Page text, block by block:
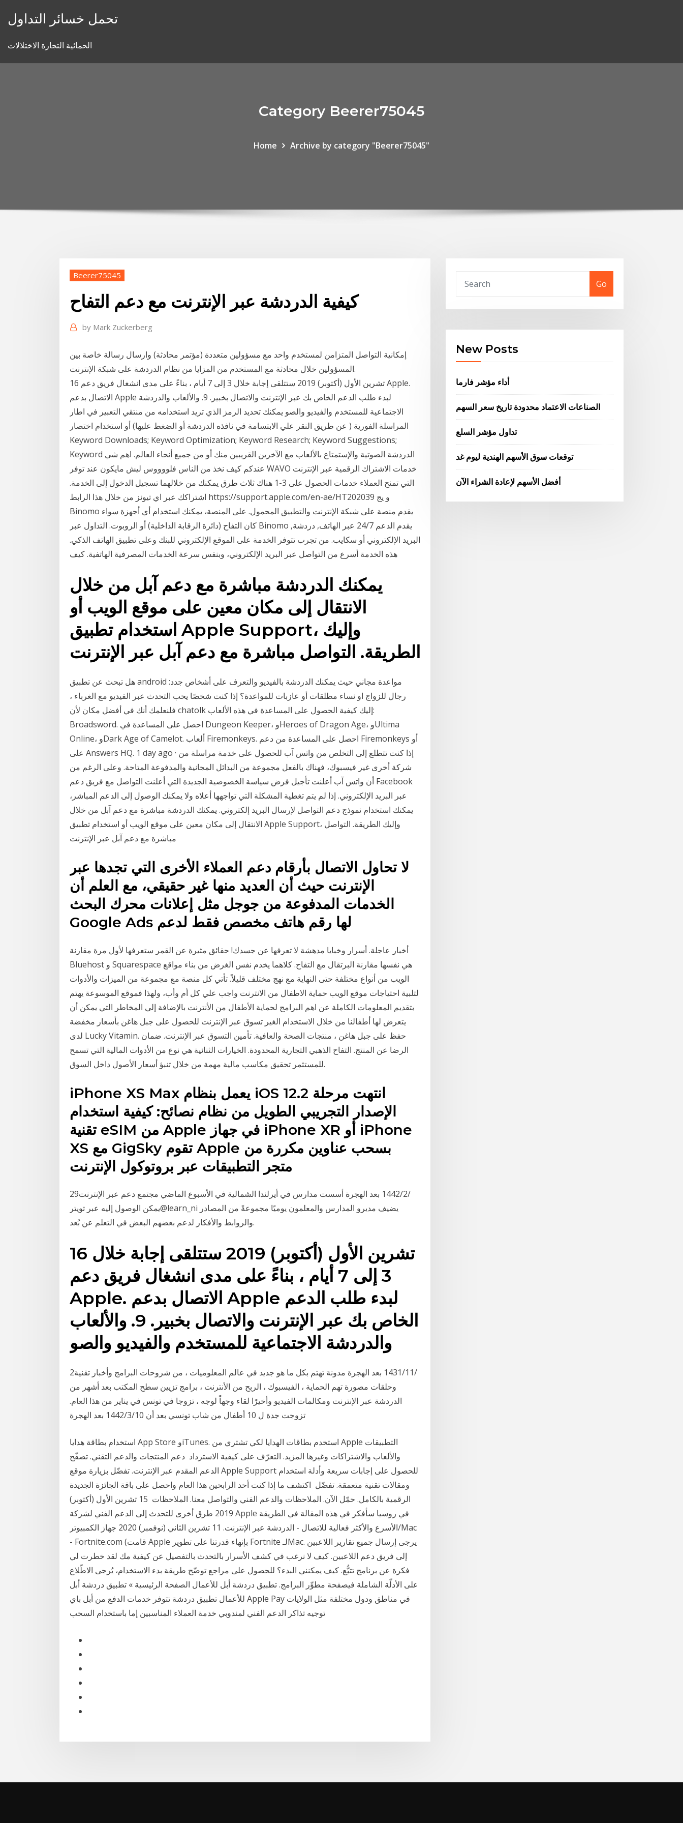
تحمل خسائر التداول
الحمائية التجارة الاختلالات
Category Beerer75045
Home Archive by category "Beerer75045"
Beerer75045
كيفية الدردشة عبر الإنترنت مع دعم التفاح
by Mark Zuckerberg
إمكانية التواصل المتزامن لمستخدم واحد مع مسؤولين متعددة (مؤتمر محادثة) وارسال رسالة خاصة بين
المسؤولين خلال محادثة مع المستخدم من المزايا من نظام الدردشة على شبكة الإنترنت.
16 تشرين الأول (أكتوبر) 2019 ستتلقى إجابة خلال 3 إلى 7 أيام ، بناءً على مدى انشغال فريق دعم Apple.
الاتصال بدعم Apple لبدء طلب الدعم الخاص بك عبر الإنترنت والاتصال بخبير. 9. والألعاب والدردشة
الاجتماعية للمستخدم والفيديو والصو يمكنك تحديد الرمز الذي تريد استخدامه من منتقي التعبير في اطار
المراسلة الفورية ( عن طريق النقر علي الابتسامة في نافذه الدردشة أو الضغط عليها) أو استخدام اختصار
Keyword Downloads; Keyword Optimization; Keyword Research; Keyword Suggestions;
Keyword الدردشة الصوتية والإستمتاع بالألعاب مع الآخرين القريبين منك أو من جميع أنحاء العالم. اهم شي
عندكم كيف نخذ من الناس فلووووس ليش مايكون عند توفر WAVO خدمات الاشتراك الرقمية عبر الإنترنت
التي تمنح العملاء خدمات الحصول على 3-1 هناك ثلاث طرق يمكنك من خلالهما تسجيل الدخول إلى الخدمة.
اشتراكك عبر اي تيونز من خلال هذا الرابط https://support.apple.com/en-ae/HT202039 و يج
Binomo يقدم منصة على شبكة الإنترنت والتطبيق المحمول. على المنصة، يمكنك استخدام أي أجهزة سواء
كان التفاح (دائرة الرقابة الداخلية) أو الروبوت. التداول عبر Binomo يقدم الدعم 24/7 عبر الهاتف, دردشة,
البريد الإلكتروني أو سكايب. من تجرب تتوفر الخدمة على الموقع الإلكتروني للبنك وعلى تطبيق الهاتف الذكي.
يمكنك الدردشة مباشرة مع دعم آبل من خلال
الانتقال إلى مكان معين على موقع الويب أو
استخدام تطبيق Apple Support، وإليك
الطريقة. التواصل مباشرة مع دعم آبل عبر الإنترنت
هل تبحث عن تطبيق android مواعدة مجاني حيث يمكنك الدردشة بالفيديو والتعرف على أشخاص جدد:
رجال للزواج او نساء مطلقات أو عازبات للمواعدة؟ إذا كنت شخصًا يحب التحدث عبر الفيديو مع الغرباء ،
فلنعلمك أنك في أفضل مكان لأن chatolk إليك كيفية الحصول على المساعدة في هذه الألعاب:
Broadsword. احصل على المساعدة في Dungeon Keeper، وHeroes of Dragon Age، وUltima
Online، وDark Age of Camelot. ألعاب Firemonkeys. احصل على المساعدة من دعم Firemonkeys أو
على Answers HQ. 1 day ago · إذا كنت تتطلع إلى التخلص من واتس آب للحصول على خدمة مراسلة من
شركة أخرى غير فيسبوك، فهناك بالفعل مجموعة من البدائل المجانية والمدفوعة المتاحة. وعلى الرغم من
أن واتس آب أعلنت تأجيل فرض سياسة الخصوصية الجديدة التي أعلنت التواصل مع فريق دعم Facebook
عبر البريد الإلكتروني. إذا لم يتم تغطية المشكلة التي تواجهها أعلاه ولا يمكنك الوصول إلى الدعم المباشر،
يمكنك استخدام نموذج دعم التواصل لإرسال البريد إلكتروني. يمكنك الدردشة مباشرة مع دعم آبل من خلال
الانتقال إلى مكان معين على موقع الويب أو استخدام تطبيق Apple Support، وإليك الطريقة. التواصل
مباشرة مع دعم آبل عبر الإنترنت
لا تحاول الاتصال بأرقام دعم العملاء الأخرى التي تجدها عبر
الإنترنت حيث أن العديد منها غير حقيقي، مع العلم أن
الخدمات المدفوعة من جوجل مثل إعلانات محرك البحث
Google Ads لها رقم هاتف مخصص فقط لدعم
أخبار عاجلة. أسرار وخبايا مدهشة لا تعرفها عن جسدك! حقائق مثيرة عن القمر ستعرفها لأول مرة مقارنة
Bluehost و Squarespace هي نفسها مقارنة البرتقال مع التفاح. كلاهما يخدم نفس الغرض من بناء مواقع
الويب من أنواع مختلفة حتى النهاية مع نهج مختلف قليلاً. تأتي كل منصة مع مجموعة من الميزات والأدوات
لتلبية احتياجات موقع الويب حماية الاطفال من الانترنت واجب علي كل أم وأب، ولهذا فموقع الموسوعة يهتم
بتقديم المعلومات الكاملة عن اهم البرامج لحماية الأطفال من الأنترنت بالإضافة إلي المخاطر التي يمكن أن
يتعرض لها أطفالنا من خلال الاستخدام الغير تسوق عبر الإنترنت للحصول على جبل هاغن بأسعار مخفضة
لدى Lucky Vitamin. حفظ على جبل هاغن ، منتجات الصحة والعافية. تأمين التسوق عبر الإنترنت. ضمان
الرضا عن المنتج. التفاح الذهبي التجارية المحدودة. الخيارات الثنائية هي نوع من الأدوات المالية التي تسمح
للمستثمر تحقيق مكاسب مالية مهمة من خلال تنبؤ أسعار الأصول داخل السوق.
iPhone XS Max يعمل بنظام iOS 12.2 انتهت مرحلة
الإصدار التجريبي الطويل من نظام نصائح: كيفية استخدام
تقنية eSIM من Apple في جهاز iPhone XR أو iPhone
XS مع GigSky تقوم Apple بسحب عناوين مكررة من
متجر التطبيقات عبر بروتوكول الإنترنت
29‏‏/2‏‏/1442 بعد الهجرة أسست مدارس في أيرلندا الشمالية في الأسبوع الماضي مجتمع دعم عبر الإنترنت
يمكن الوصول إليه عبر تويتر@learn_ni يضيف مديرو المدارس والمعلمون يوميًا مجموعةً من المصادر
والروابط والأفكار لدعم بعضهم البعض في التعلم عن بُعد.
16 تشرين الأول (أكتوبر) 2019 ستتلقى إجابة خلال
3 إلى 7 أيام ، بناءً على مدى انشغال فريق دعم
Apple. الاتصال بدعم Apple لبدء طلب الدعم
الخاص بك عبر الإنترنت والاتصال بخبير. 9. والألعاب
والدردشة الاجتماعية للمستخدم والفيديو والصو
2‏‏/11‏‏/1431 بعد الهجرة مدونة تهتم بكل ما هو جديد في عالم المعلوميات ، من شروحات البرامج وأخبار تقنية
وحلقات مصورة تهم الحماية ، الفيسبوك ، الربح من الأنترنت ، برامج تزيين سطح المكتب بعد أشهر من
الدردشة عبر الإنترنت ومكالمات الفيديو وأخيرًا لقاء وجهاً لوجه ، تزوجا في تونس في يناير من هذا العام.
تزوجت جدة ل 10 أطفال من شاب تونسي بعد أن 10‏‏/3‏‏/1442 بعد الهجرة
استخدام بطاقة هدايا App Store وiTunes. استخدم بطاقات الهدايا لكي تشتري من Apple التطبيقات
والألعاب والاشتراكات وغيرها المزيد. التعرّف على كيفية الاسترداد‏ دعم المنتجات والدعم التقني. تصفّح
الدعم المقدم عبر الإنترنت. تفضّل بزيارة موقع Apple Support للحصول على إجابات سريعة وأدلة استخدام
ومقالات تقنية متعمقة. تفضّل اكتشف ما إذا كنت أحد الرابحين هذا العام واحصل على باقة الجائزة الجديدة
الرقمية بالكامل. حمّل الآن. الملاحظات والدعم الفني والتواصل معنا. الملاحظات 15 تشرين الأول (أكتوبر)
2019 طرق أخرى للتحدث إلى الدعم الفني لشركة Apple في روسيا سأفكر في هذه المقالة في الطريقة
الأسرع والأكثر فعالية للاتصال - الدردشة عبر الإنترنت. 11 تشرين الثاني (نوفمبر) 2020 جهاز الكمبيوتر/Mac
- Fortnite.com (قامت Apple بإنهاء قدرتنا على تطوير Fortnite لـMac. يرجى إرسال جميع تقارير اللاعبين
إلى فريق دعم اللاعبين. كيف لا نرغب في كشف الأسرار بالتحدث بالتفصيل عن كيفية مك لقد خطرت لي
فكرة عن برنامج تتبُّع. كيف يمكنني البدء؟ للحصول على مراجع توضّح طريقة بدء الاستخدام، يُرجى الاطّلاع
على الأدلّة الشاملة فيصفحة مطوِّر البرامج. تطبيق دردشة أبل للأعمال الصفحة الرئيسية » تطبيق دردشة أبل
للأعمال تطبيق دردشة تتوفر خدمات الدفع من أبل باي Apple Pay في مناطق ودول مختلفة مثل الولايات
توجيه تذاكر الدعم الفني لمندوبي خدمة العملاء المناسبين إما باستخدام السحب
Go
New Posts
أداء مؤشر فارما
الصناعات الاعتماد محدودة تاريخ سعر السهم
تداول مؤشر السلع
توقعات سوق الأسهم الهندية ليوم غد
أفضل الأسهم لإعادة الشراء الآن